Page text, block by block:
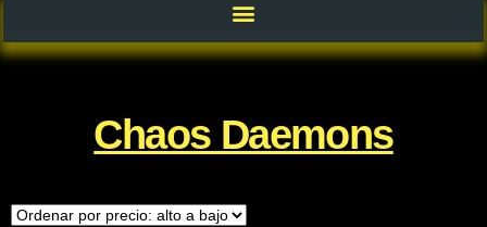
Chaos Daemons